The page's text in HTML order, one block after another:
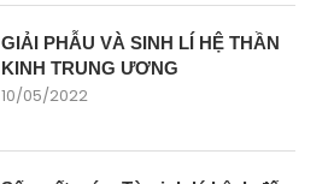
GIẢI PHẪU VÀ SINH LÍ HỆ THẦN
KINH TRUNG ƯƠNG
10/05/2022